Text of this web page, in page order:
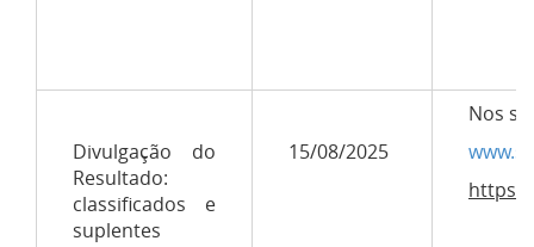
Divulgação do
Resultado:
classificados e
suplentes
15/08/2025
Nos